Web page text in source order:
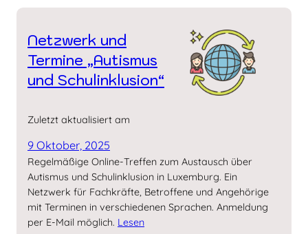
Netzwerk und
Termine „Autismus
und Schul­inklusion“
Zuletzt aktualisiert am
9 Oktober, 2025
Regelmäßige Online-Treffen zum Austausch über
Autismus und Schulinklusion in Luxemburg. Ein
Netzwerk für Fachkräfte, Betroffene und Angehörige
mit Terminen in verschiedenen Sprachen. Anmeldung
per E-Mail möglich. Lesen